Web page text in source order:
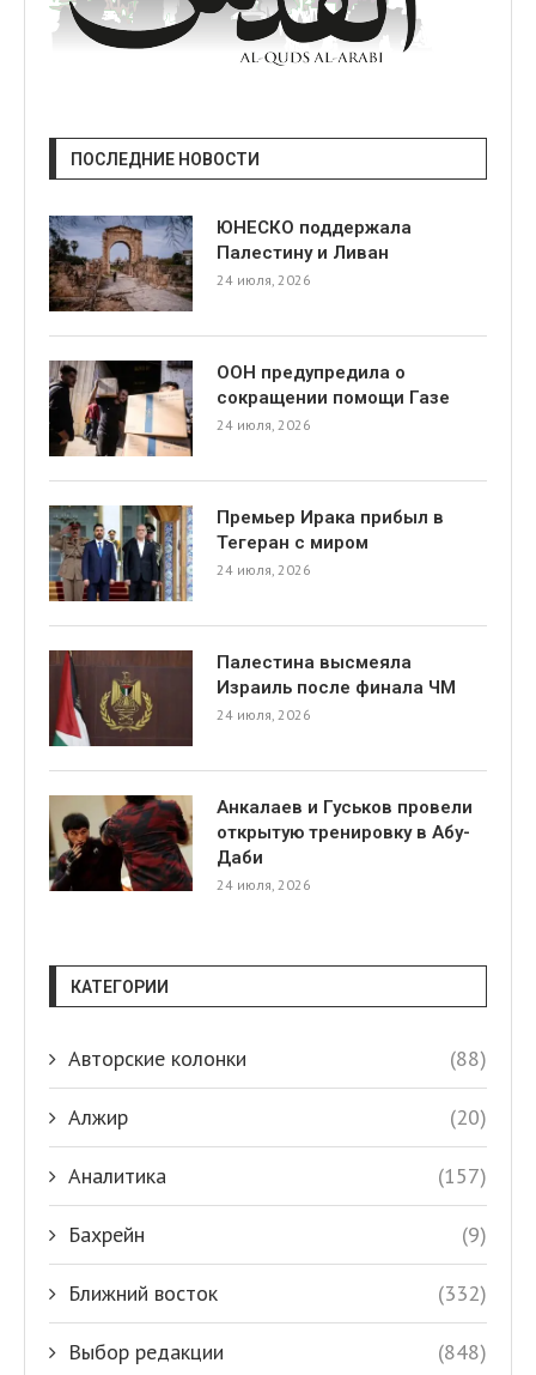
ПОСЛЕДНИЕ НОВОСТИ
ЮНЕСКО поддержала
Палестину и Ливан
24 июля, 2026
ООН предупредила о
сокращении помощи Газе
24 июля, 2026
Премьер Ирака прибыл в
Тегеран с миром
24 июля, 2026
Палестина высмеяла
Израиль после финала ЧМ
24 июля, 2026
Анкалаев и Гуськов провели
открытую тренировку в Абу-
Даби
24 июля, 2026
КАТЕГОРИИ
Авторские колонки (88)
Алжир (20)
Аналитика (157)
Бахрейн (9)
Ближний восток (332)
Выбор редакции (848)